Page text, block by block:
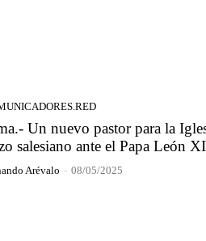
Un nuevo pastor para la
salesiano ante el Papa León
Arévalo - 08/05/2025